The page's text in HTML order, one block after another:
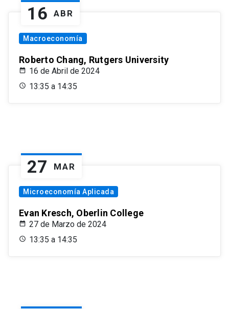
16 ABR
Macroeconomía
Roberto Chang, Rutgers University
16 de Abril de 2024
13:35 a 14:35
27 MAR
Microeconomía Aplicada
Evan Kresch, Oberlin College
27 de Marzo de 2024
13:35 a 14:35